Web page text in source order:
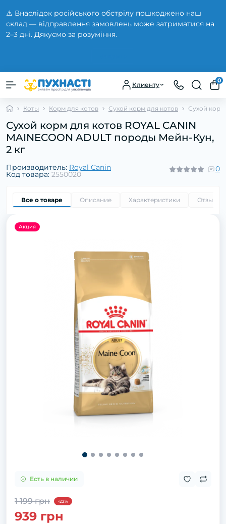
⚠️ Внаслідок російського обстрілу пошкоджено наш
склад — відправлення замовлень може затриматися на
2–3 дні. Дякуємо за розуміння.
Клиенту
0
Коты Корм для котов Сухой корм для котов Сухой корм
Сухой корм для котов ROYAL CANIN
MAINECOON ADULT породы Мейн-Кун,
2 кг
Производитель: Royal Canin
Код товара: 2550020
0
Все о товаре Описание Характеристики Отзывы
Акция
Есть в наличии
1 199 грн -22%
939 грн